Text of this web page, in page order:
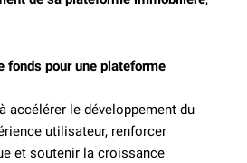
fonds pour une plateforme
accélérer le développement du
utilisateur, renforcer
et soutenir la croissance